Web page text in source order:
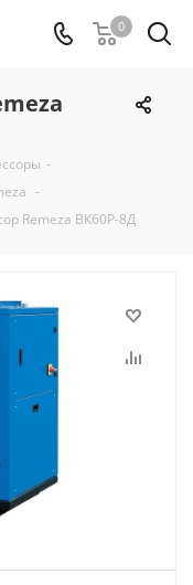
0
-
-
Remeza ВК60Р-8Д